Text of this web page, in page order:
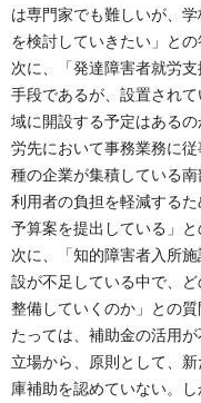
は専門家でも難しいが、
を検討していきたい」との
次に、「発達障害者就労
手段であるが、設置され
域に開設する予定はある
労先において事務業務に
種の企業が集積している
利用者の負担を軽減する
予算案を提出している」と
次に、「知的障害者入所
設が不足している中で、
整備していくのか」との
たっては、補助金の活用
立場から、原則として、
庫補助を認めていない。